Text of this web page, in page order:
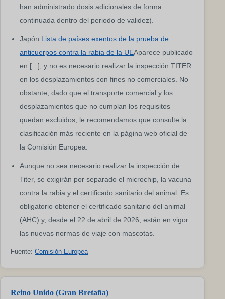
han administrado dosis adicionales de forma
continuada dentro del periodo de validez).
Japón. Lista de países exentos de la prueba de
anticuerpos contra la rabia de la UEAparece publicado
en [...], y no es necesario realizar la inspección TITER
en los desplazamientos con fines no comerciales. No
obstante, dado que el transporte comercial y los
desplazamientos que no cumplan los requisitos
quedan excluidos, le recomendamos que consulte la
clasificación más reciente en la página web oficial de
la Comisión Europea.
Aunque no sea necesario realizar la inspección de
Titer, se exigirán por separado el microchip, la vacuna
contra la rabia y el certificado sanitario del animal. Es
obligatorio obtener el certificado sanitario del animal
(AHC) y, desde el 22 de abril de 2026, están en vigor
las nuevas normas de viaje con mascotas.
Fuente: Comisión Europea
Reino Unido (Gran Bretaña)